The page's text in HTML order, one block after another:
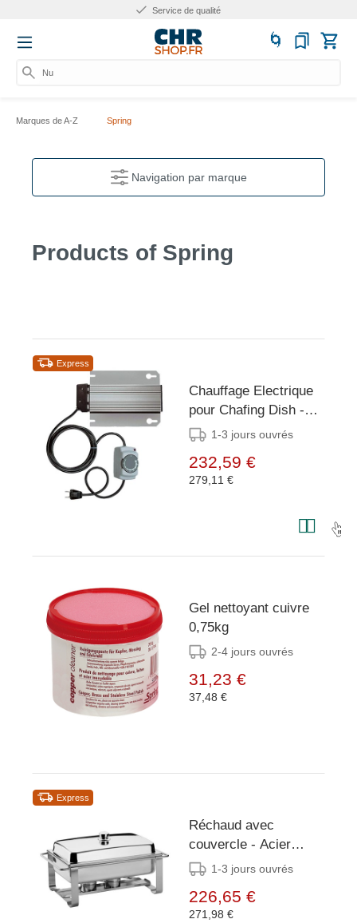
Service de qualité
Numé
Marques de A-Z Spring
Navigation par marque
Products of Spring
Express
Chauffage Electrique
pour Chafing Dish -
360W/230V
1-3 jours ouvrés
232,59 €
279,11 €
Gel nettoyant cuivre
0,75kg
2-4 jours ouvrés
31,23 €
37,48 €
Express
Réchaud avec
couvercle - Acier
inoxydable - 1/1GN
1-3 jours ouvrés
226,65 €
271,98 €